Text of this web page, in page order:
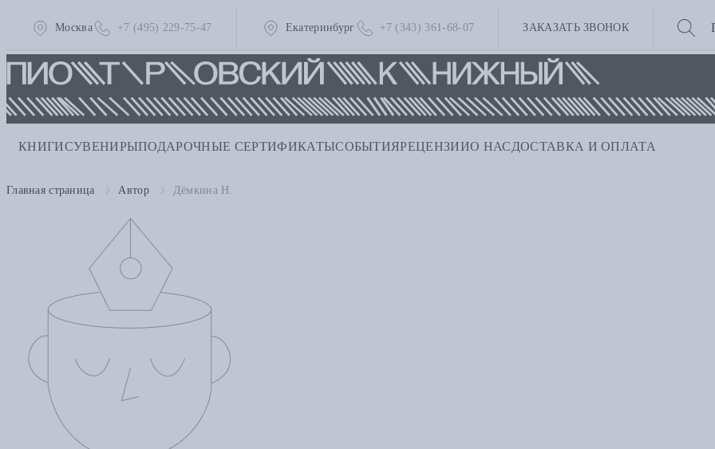
Москва +7 (495) 229-75-47 Екатеринбург +7 (343) 361-68-07 ЗАКАЗАТЬ ЗВОНОК
КНИГИСУВЕНИРЫПОДАРОЧНЫЕ СЕРТИФИКАТЫСОБЫТИЯРЕЦЕНЗИИО НАС ДОСТАВКА И ОПЛАТА
Главная страница Автор Дёмкина Н.